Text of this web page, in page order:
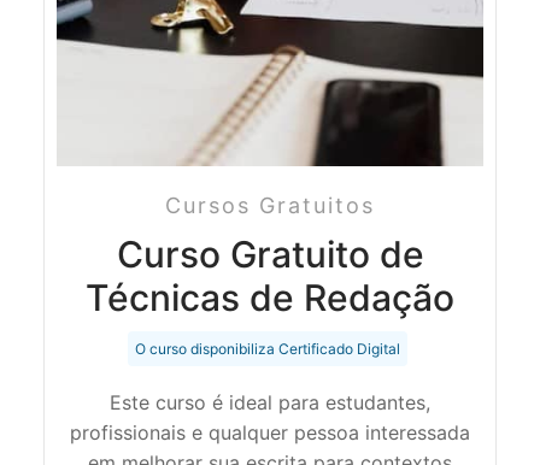
Cursos Gratuitos
Curso Gratuito de
Técnicas de Redação
O curso disponibiliza Certificado Digital
Este curso é ideal para estudantes,
profissionais e qualquer pessoa interessada